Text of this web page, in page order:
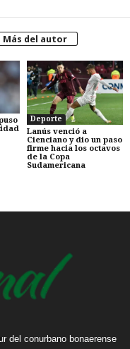
Más del autor
Deporte
Lanús venció a
Cienciano y dio un paso
firme hacia los octavos
de la Copa
Sudamericana
del conurbano bonaerense